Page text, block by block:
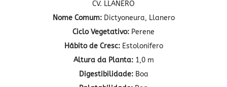
CV. LLANERO
Nome Comum:Dictyoneura, Llanero
Ciclo Vegetativo: Perene
Hábito de Cresc:Estolonifero
Altura da Planta:1,0 m
Digestibilidade:Boa